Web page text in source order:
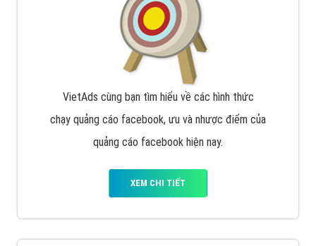
VietAds cùng bạn tìm hiểu về các hình thức
chạy quảng cáo facebook, ưu và nhược điểm của
quảng cáo facebook hiện nay.
XEM CHI TIẾT